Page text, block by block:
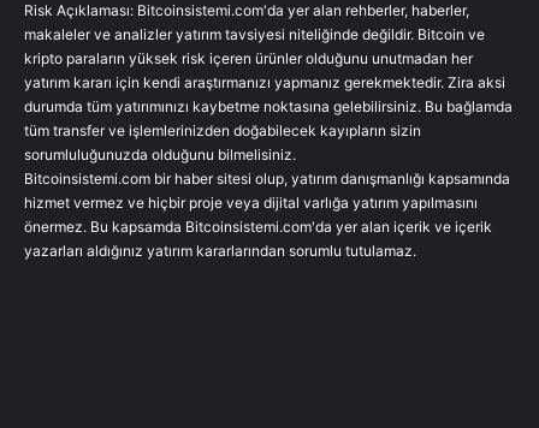
Risk Açıklaması: Bitcoinsistemi.com'da yer alan rehberler, haberler,
makaleler ve analizler yatırım tavsiyesi niteliğinde değildir. Bitcoin ve
kripto paraların yüksek risk içeren ürünler olduğunu unutmadan her
yatırım kararı için kendi araştırmanızı yapmanız gerekmektedir. Zira aksi
durumda tüm yatırımınızı kaybetme noktasına gelebilirsiniz. Bu bağlamda
tüm transfer ve işlemlerinizden doğabilecek kayıpların sizin
sorumluluğunuzda olduğunu bilmelisiniz.
Bitcoinsistemi.com bir haber sitesi olup, yatırım danışmanlığı kapsamında
hizmet vermez ve hiçbir proje veya dijital varlığa yatırım yapılmasını
önermez. Bu kapsamda Bitcoinsistemi.com'da yer alan içerik ve içerik
yazarları aldığınız yatırım kararlarından sorumlu tutulamaz.